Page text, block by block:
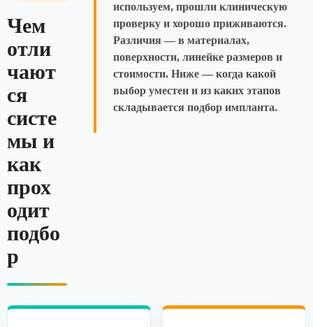
Чем
отли
чают
ся
систе
мы и
как
прох
одит
подбо
р
используем, прошли клиническую
проверку и хорошо приживаются.
Различия — в материалах,
поверхности, линейке размеров и
стоимости. Ниже — когда какой
выбор уместен и из каких этапов
складывается подбор импланта.